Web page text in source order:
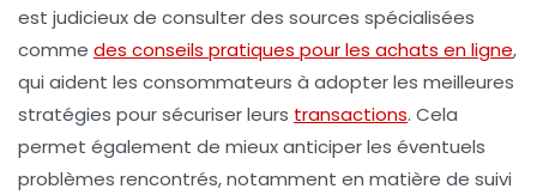
est judicieux de consulter des sources spécialisées
comme des conseils pratiques pour les achats en ligne,
qui aident les consommateurs à adopter les meilleures
stratégies pour sécuriser leurs transactions. Cela
permet également de mieux anticiper les éventuels
problèmes rencontrés, notamment en matière de suivi